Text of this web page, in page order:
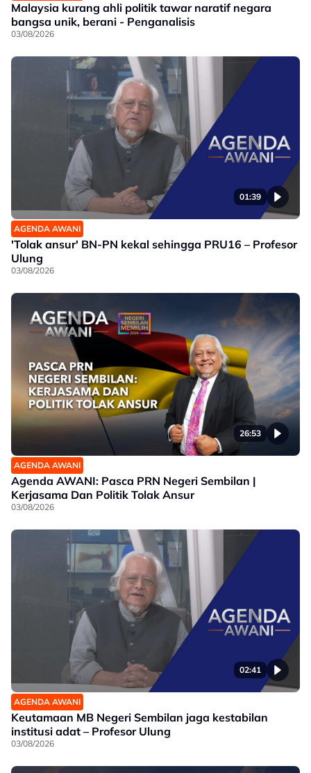
Malaysia kurang ahli politik tawar naratif negara
bangsa unik, berani - Penganalisis
03/08/2026
01:39
AGENDA AWANI
'Tolak ansur' BN-PN kekal sehingga PRU16 – Profesor
Ulung
03/08/2026
26:53
AGENDA AWANI
Agenda AWANI: Pasca PRN Negeri Sembilan |
Kerjasama Dan Politik Tolak Ansur
03/08/2026
02:41
AGENDA AWANI
Keutamaan MB Negeri Sembilan jaga kestabilan
institusi adat – Profesor Ulung
03/08/2026